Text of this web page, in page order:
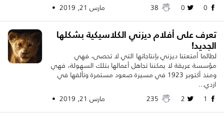
مارس 21, 2019 •
تعرف على أفلام ديزني الكلاسيكية بشكلها
الجديد!
لطالما أمتعتنا ديزني بإنتاجاتها التي لا تحصى، فهي
مؤسسة عريقة لا يمكننا تجاهل أعمالها بتلك السهولة، فهي
ومنذ أكتوبر 1923 في مسيرة صعود مستمرة وتألقها في
ازدي...
مارس 21, 2019 •